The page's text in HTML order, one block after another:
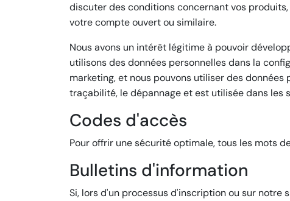
discuter des conditions concernant vos
votre compte ouvert ou similaire.
Nous avons un intérêt légitime à pouvoir
utilisons des données personnelles dans la
marketing, et nous pouvons utiliser des
traçabilité, le dépannage et est utilisée dans
Codes d'accès
Pour offrir une sécurité optimale, tous les mots
Bulletins d'information
Si, lors d'un processus d'inscription ou sur notre